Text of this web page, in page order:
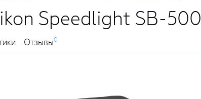
Speedlight SB-500
Отзывы0